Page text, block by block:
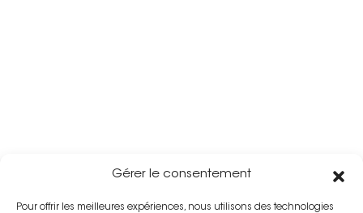
Gérer le consentement
Pour offrir les meilleures expériences, nous utilisons des technologies